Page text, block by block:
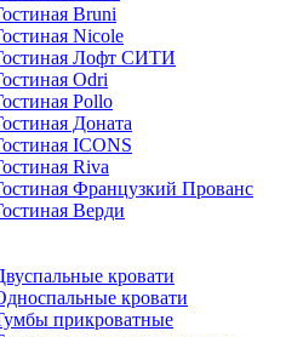
Bruni
Nicole
Лофт СИТИ
Odri
Pollo
Доната
ICONS
Riva
Французкий Прованс
Верди
кровати
кровати
прикроватные